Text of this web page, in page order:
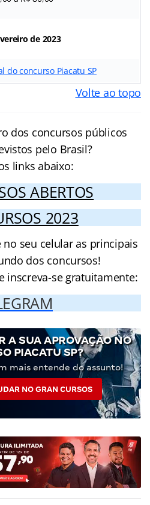
de 2023
do concurso Piacatu SP
Volte ao topo
dos concursos públicos
pelo Brasil?
links abaixo:
ABERTOS
2023
seu celular as principais
dos concursos!
inscreva-se gratuitamente:
A SUA APROVAÇÃO NO
PIACATU SP?
mais entende do assunto!
NO GRAN CURSOS